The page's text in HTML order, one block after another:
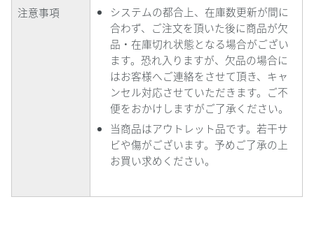
注意事項
システムの都合上、在庫数更新が間に
合わず、ご注文を頂いた後に商品が欠
品・在庫切れ状態となる場合がござい
ます。恐れ入りますが、欠品の場合に
はお客様へご連絡をさせて頂き、キャ
ンセル対応させていただきます。ご不
便をおかけしますがご了承ください。
当商品はアウトレット品です。若干サ
ビや傷がございます。予めご了承の上
お買い求めください。